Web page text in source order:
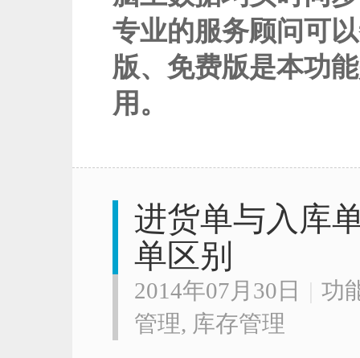
专业的服务顾问可
版、免费版是本功
用。
进货单与入库
单区别
2014年07月30日 | 功
管理, 库存管理